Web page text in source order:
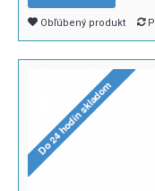
Obľúbený produkt